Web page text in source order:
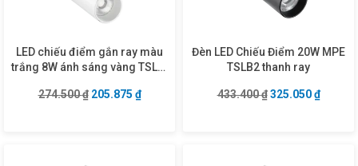
LED chiếu điểm gắn ray màu
trắng 8W ánh sáng vàng TSL2-
274.500₫ Giá gốc là: 274.500 ₫.
205.875 ₫Giá hiện tại là: 205.875 ₫.
Đèn LED Chiếu Điểm 20W MPE
TSLB2 thanh ray
433.400₫ Giá gốc là:
325.050₫Giá